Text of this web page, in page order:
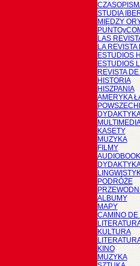
STUDIA
MIĘDZY
LAS
LA
ESTUDIOS
ESTUDIOS
REVISTA
HISTORIA
HISZPANIA
AMERYKA
KASETY
MUZYKA
FILMY
AUDIOBOOKI
PODRÓŻE
ALBUMY
MAPY
CAMINO DE
KULTURA
KINO
MUZYKA